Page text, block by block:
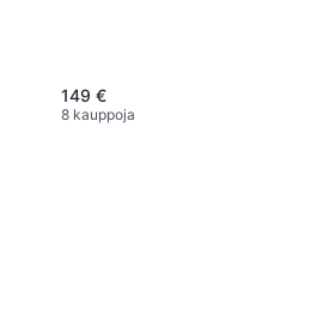
149 €
8 kauppoja